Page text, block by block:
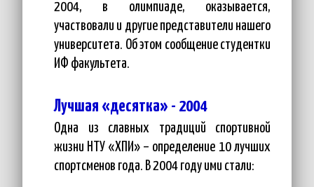
2004, в олимпиаде, оказывается,
участвовали и другие представители нашего
университета. Об этом сообщение студентки
ИФ факультета.
Лучшая «десятка» - 2004
Одна из славных традиций спортивной
жизни НТУ «ХПИ» – определение 10 лучших
спортсменов года. В 2004 году ими стали: